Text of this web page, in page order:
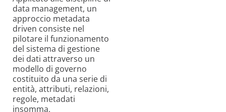
data management, un
approccio metadata
driven consiste nel
pilotare il funzionamento
del sistema di gestione
dei dati attraverso un
modello di governo
costituito da una serie di
entità, attributi, relazioni,
regole, metadati
insomma.